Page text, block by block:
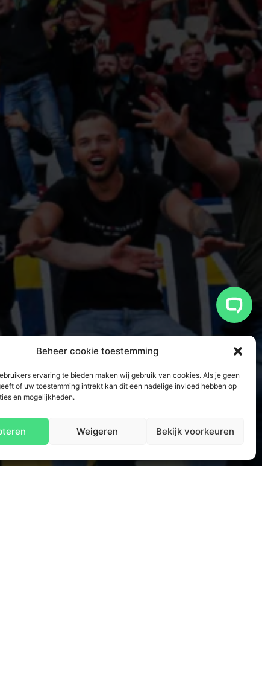
Beheer cookie toestemming
ervaring te bieden maken wij gebruik van cookies. Als je geen
of uw toestemming intrekt kan dit een nadelige invloed hebben op
en mogelijkheden.
Weigeren Bekijk voorkeuren